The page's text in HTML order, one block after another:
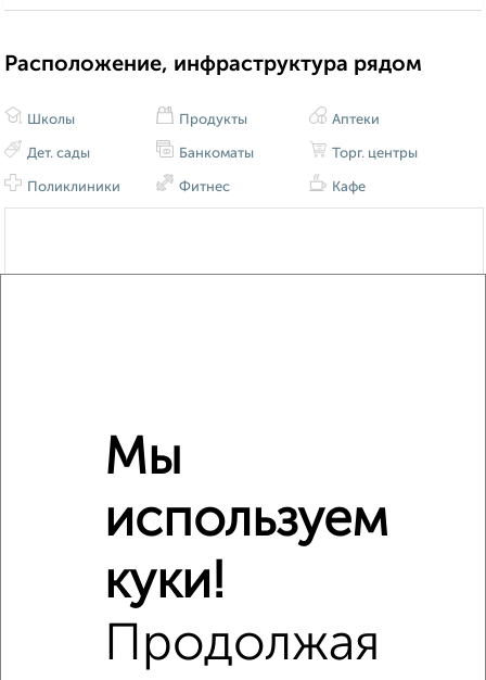
Расположение, инфраструктура рядом
Школы
Дет. сады
Поликлиники
Продукты
Банкоматы
Фитнес
Аптеки
Торг. центры
Кафе
Похожие предложения рядом
2‑комнатные квартиры недалеко от Пролетарская 9
Мы
используем
куки!
Продолжая